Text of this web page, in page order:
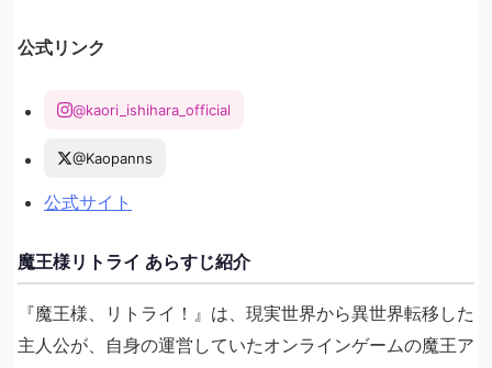
公式リンク
@kaori_ishihara_official
@Kaopanns
公式サイト
魔王様リトライ あらすじ紹介
『魔王様、リトライ！』は、現実世界から異世界転移した
主人公が、自身の運営していたオンラインゲームの魔王ア